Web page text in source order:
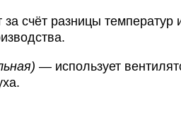
за счёт разницы температур
— использует